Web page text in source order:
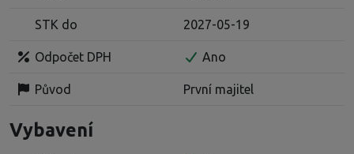
STK do 2027-05-19
Odpočet DPH Ano
Původ První majitel
Vybavení